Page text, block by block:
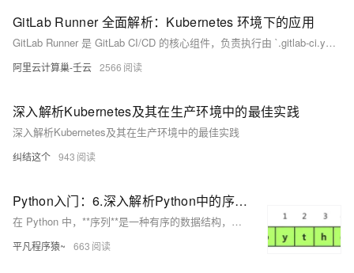
理。整合阿里云虚拟化、存储、网络和安全能力，打造云端最佳容器化应
用运行环境。 了解产品详情: https://www.aliyun.com/product/kubernetes
GitLab Runner 全面解析：Kubernetes 环境下的应用
GitLab Runner 是 GitLab CI/CD 的核心组件，负责执行由 `.gitlab-ci.yml` 定义的任务。它支持多种执行方式（如 Shell、Docker、Kubernetes），可在不同环境中运行作业。本文详细介绍了 GitLab Runner 的基本概念、功能特点及使用方法，重点探讨了流水线缓存（以 Python 项目为例）和构建镜像的应用，特别是在 Kubernetes 环境中的配置与优化。通过合理配置缓存和镜像构建，能够显著提升 CI/CD 流水线的效率和可靠性，助力开发团队实现持续集成与交付的目标。
阿里云计算巢-壬云 2566
深入解析Kubernetes及其在生产环境中的最佳实践
深入解析Kubernetes及其在生产环境中的最佳实践
纠结这个 943
Python入门：6.深入解析Python中的序列
在 Python 中，**序列**是一种有序的数据结构，广泛应用于数据存储、操作和处理。序列的一个显著特点是支持通过**索引**访问数据。常见的序列类型包括字符串（`str`）、列表（`list`）和元组（`tuple`）。这些序列各有特点，既可以存储简单的字符，也可以存储复杂的对象。 为了帮助初学者掌握 Python 中的序列操作，本文将围绕**字符串**、**列表**和**元组**这三种序列类型，详细介绍其定义、常用方法和具体示例。
平凡程序猿~ 663